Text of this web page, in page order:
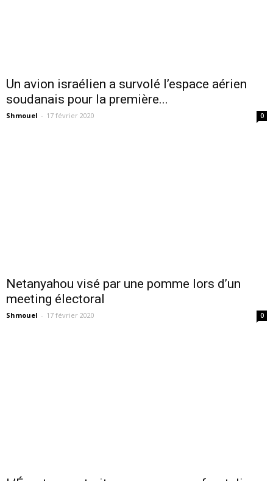
Un avion israélien a survolé l’espace aérien
soudanais pour la première...
Shmouel - 17 février 2020 0
Netanyahou visé par une pomme lors d’un
meeting électoral
Shmouel - 17 février 2020 0